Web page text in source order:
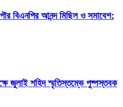
বিএনপির আনন্দ মিছিল ও সমাবেশ:
জুলাই শহিদ স্মৃতিস্তম্ভে পুষ্পস্তবক